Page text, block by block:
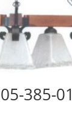
385-01